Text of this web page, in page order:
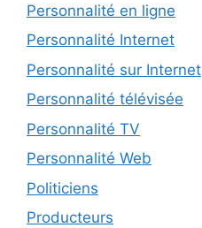
Personnalité en ligne
Personnalité Internet
Personnalité sur Internet
Personnalité télévisée
Personnalité TV
Personnalité Web
Politiciens
Producteurs